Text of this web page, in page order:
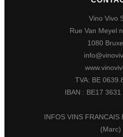
Vino Vivo
Rue Van Meyel
1080
TVA: BE
IBAN : BE17 3631
INFOS VINS FRANCAIS
(Marc)